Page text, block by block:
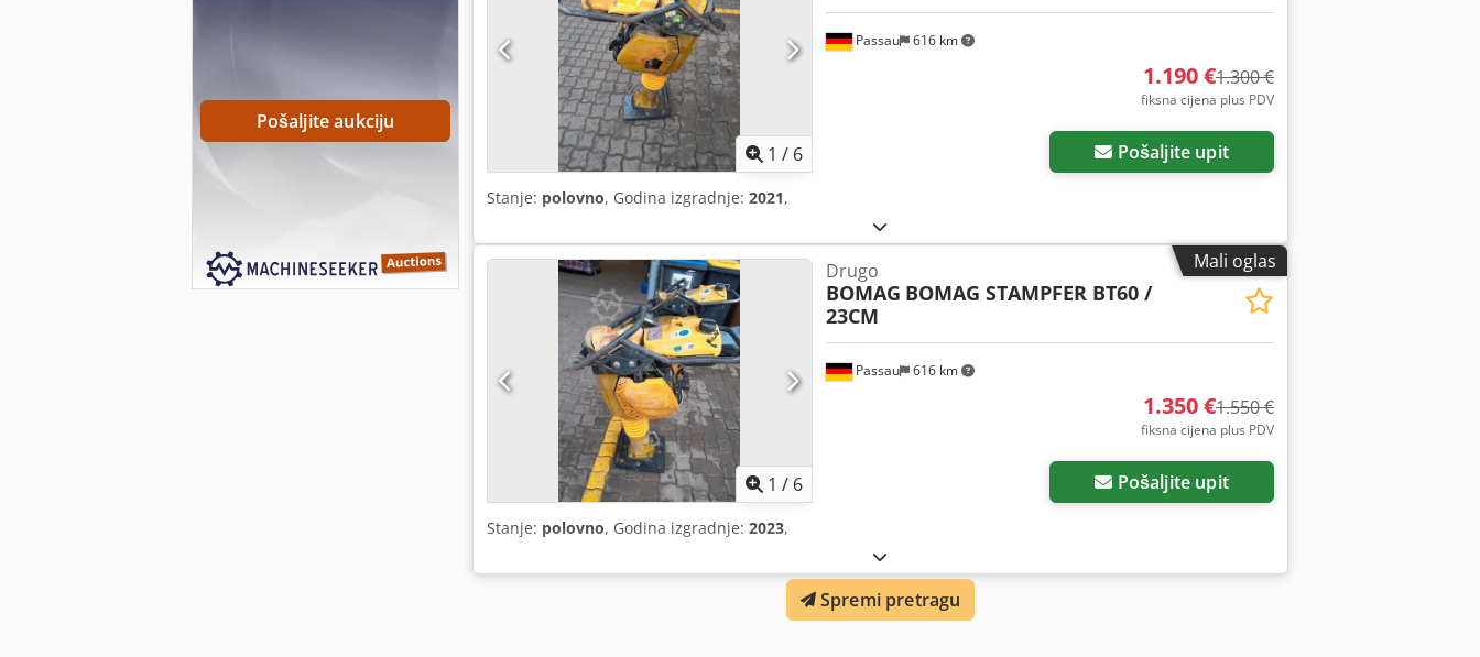
Pošaljite aukciju
1 / 6
Passau 616 km
1.190 €1.300 €
fiksna cijena plus PDV
Pošaljite upit
Stanje: polovno, Godina izgradnje: 2021,
Mali oglas
1 / 6
Passau 616 km
Drugo
BOMAG BOMAG STAMPFER BT60 /
23CM
1.350 €1.550 €
fiksna cijena plus PDV
Pošaljite upit
Stanje: polovno, Godina izgradnje: 2023,
Spremi pretragu